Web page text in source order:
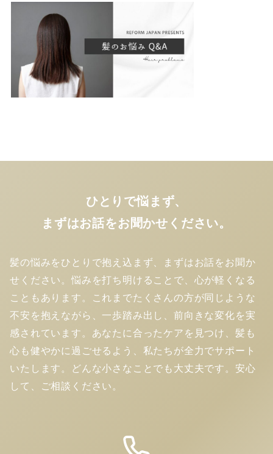
ひとりで悩まず、
まずはお話をお聞かせください。
髪の悩みをひとりで抱え込まず、まずはお話をお聞か
せください。悩みを打ち明けることで、心が軽くなる
こともあります。これまでたくさんの方が同じような
不安を抱えながら、一歩踏み出し、前向きな変化を実
感されています。あなたに合ったケアを見つけ、髪も
心も健やかに過ごせるよう、私たちが全力でサポート
いたします。どんな小さなことでも大丈夫です。安心
して、ご相談ください。